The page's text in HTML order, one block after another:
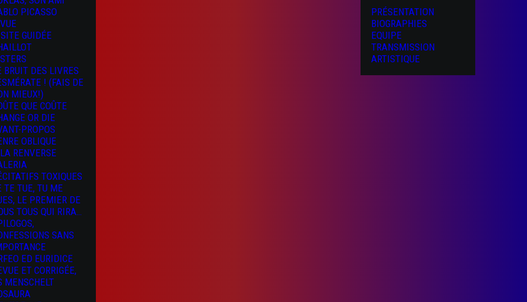
PICASSO
GUIDÉE
BRUIT DES LIVRES
! (FAIS DE
MIEUX!)
QUE COÛTE
OR DIE
PROPOS
OBLIQUE
RENVERSE
TOXIQUES
TE TUE, TU ME
LE PREMIER DE
TOUS QUI RIRA…
SANS
ED EURIDICE
ET CORRIGÉE,
MENSCHELT
PRÉSENTATION
BIOGRAPHIES
EQUIPE
TRANSMISSION
ARTISTIQUE